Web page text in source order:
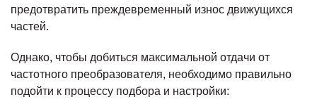
предотвратить преждевременный износ движущихся
частей.
Однако, чтобы добиться максимальной отдачи от
частотного преобразователя, необходимо правильно
подойти к процессу подбора и настройки: